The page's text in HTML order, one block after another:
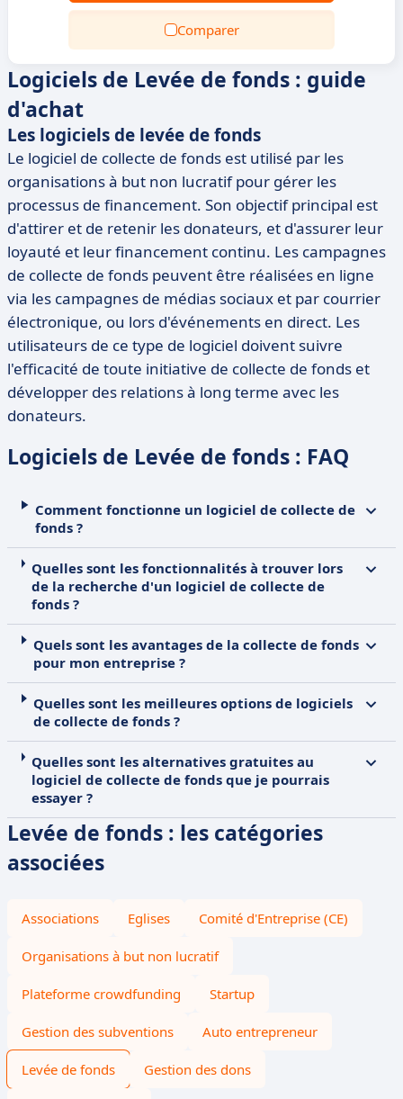
Comparer
Logiciels de Levée de fonds : guide
d'achat
Les logiciels de levée de fonds
Le logiciel de collecte de fonds est utilisé par les
organisations à but non lucratif pour gérer les
processus de financement. Son objectif principal est
d'attirer et de retenir les donateurs, et d'assurer leur
loyauté et leur financement continu. Les campagnes
de collecte de fonds peuvent être réalisées en ligne
via les campagnes de médias sociaux et par courrier
électronique, ou lors d'événements en direct. Les
utilisateurs de ce type de logiciel doivent suivre
l'efficacité de toute initiative de collecte de fonds et
développer des relations à long terme avec les
donateurs.
Logiciels de Levée de fonds : FAQ
Comment fonctionne un logiciel de collecte de
fonds ?
Quelles sont les fonctionnalités à trouver lors
de la recherche d'un logiciel de collecte de
fonds ?
Quels sont les avantages de la collecte de fonds
pour mon entreprise ?
Quelles sont les meilleures options de logiciels
de collecte de fonds ?
Quelles sont les alternatives gratuites au
logiciel de collecte de fonds que je pourrais
essayer ?
Levée de fonds : les catégories
associées
Associations Eglises Comité d'Entreprise (CE)
Organisations à but non lucratif
Plateforme crowdfunding Startup
Gestion des subventions Auto entrepreneur
Levée de fonds Gestion des dons